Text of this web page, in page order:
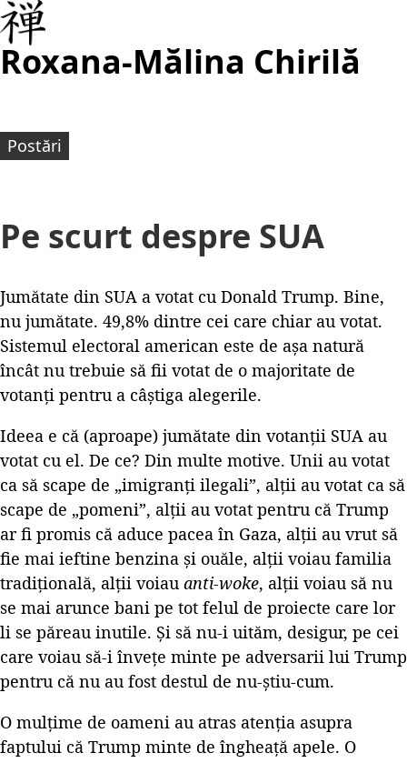
Roxana-Mălina Chirilă
Postări
Pe scurt despre SUA
Jumătate din SUA a votat cu Donald Trump. Bine,
nu jumătate. 49,8% dintre cei care chiar au votat.
Sistemul electoral american este de așa natură
încât nu trebuie să fii votat de o majoritate de
votanți pentru a câștiga alegerile.
Ideea e că (aproape) jumătate din votanții SUA au
votat cu el. De ce? Din multe motive. Unii au votat
ca să scape de „imigranți ilegali”, alții au votat ca să
scape de „pomeni”, alții au votat pentru că Trump
ar fi promis că aduce pacea în Gaza, alții au vrut să
fie mai ieftine benzina și ouăle, alții voiau familia
tradițională, alții voiau anti-woke, alții voiau să nu
se mai arunce bani pe tot felul de proiecte care lor
li se păreau inutile. Și să nu-i uităm, desigur, pe cei
care voiau să-i învețe minte pe adversarii lui Trump
pentru că nu au fost destul de nu-știu-cum.
O mulțime de oameni au atras atenția asupra
faptului că Trump minte de îngheață apele. O